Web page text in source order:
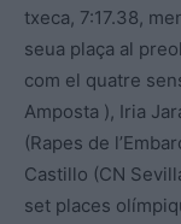
txeca, 7:17.38,
seua plaça al
com el quatre
Amposta ), Iria
(Rapes de
Castillo (CN
set places